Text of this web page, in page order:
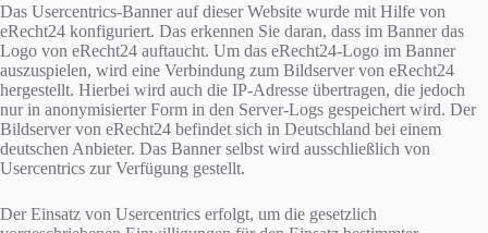
Das Usercentrics-Banner auf dieser Website wurde mit Hilfe von
eRecht24 konfiguriert. Das erkennen Sie daran, dass im Banner das
Logo von eRecht24 auftaucht. Um das eRecht24-Logo im Banner
auszuspielen, wird eine Verbindung zum Bildserver von eRecht24
hergestellt. Hierbei wird auch die IP-Adresse übertragen, die jedoch
nur in anonymisierter Form in den Server-Logs gespeichert wird. Der
Bildserver von eRecht24 befindet sich in Deutschland bei einem
deutschen Anbieter. Das Banner selbst wird ausschließlich von
Usercentrics zur Verfügung gestellt.
Der Einsatz von Usercentrics erfolgt, um die gesetzlich